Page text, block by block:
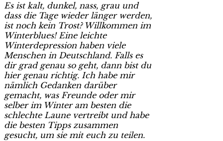
Es ist kalt, dunkel, nass, grau und
dass die Tage wieder länger werden,
ist noch kein Trost? Willkommen im
Winterblues! Eine leichte
Winterdepression haben viele
Menschen in Deutschland. Falls es
dir grad genau so geht, dann bist du
hier genau richtig. Ich habe mir
nämlich Gedanken darüber
gemacht, was Freunde oder mir
selber im Winter am besten die
schlechte Laune vertreibt und habe
die besten Tipps zusammen
gesucht, um sie mit euch zu teilen.